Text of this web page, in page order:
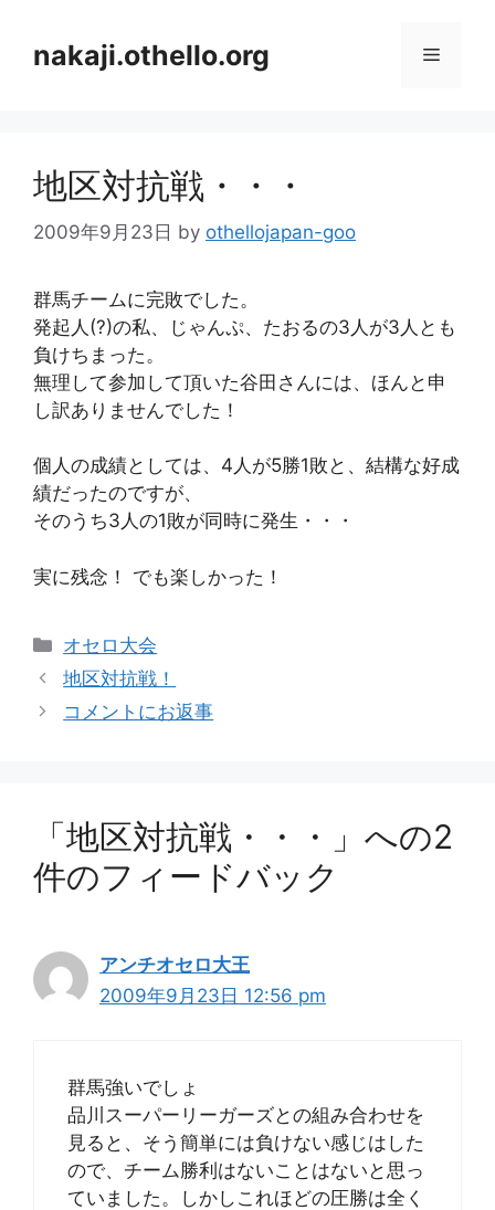
nakaji.othello.org メ
地区対抗戦・・・
2009年9月23日 by othellojapan-goo
群馬チームに完敗でした。
発起人(?)の私、じゃんぷ、たおるの3人が3人とも
負けちまった。
無理して参加して頂いた谷田さんには、ほんと申
し訳ありませんでした！
個人の成績としては、4人が5勝1敗と、結構な好成
績だったのですが、
そのうち3人の1敗が同時に発生・・・
実に残念！ でも楽しかった！
カ
テ
リ
オセロ大会
地区対抗戦！
コメントにお返事
「地区対抗戦・・・」への2
件のフィードバック
アンチオセロ大王
2009年9月23日 12:56 pm
群馬強いでしょ
品川スーパーリーガーズとの組み合わせを
見ると、そう簡単には負けない感じはした
ので、チーム勝利はないことはないと思っ
ていました。しかしこれほどの圧勝は全く